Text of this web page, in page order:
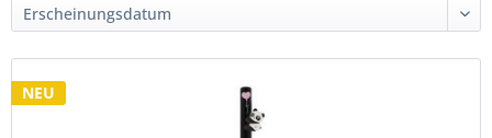
NEU